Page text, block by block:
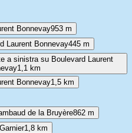
Bonnevay953 m
Laurent Bonnevay445 m
a sinistra su Boulevard Laurent
1,1 km
Bonnevay1,5 km
de la Bruyère862 m
1,8 km